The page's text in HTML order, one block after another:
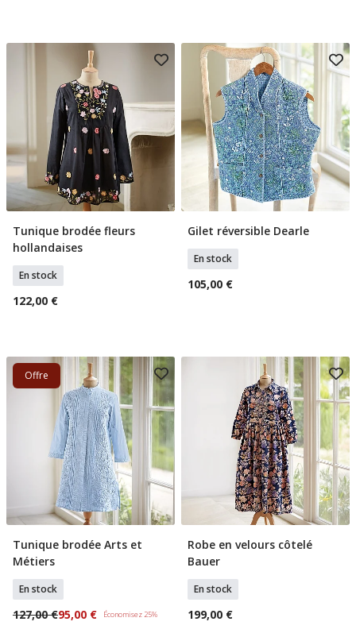
Sélectionner Tailles
Tunique brodée fleurs
hollandaises
En stock
122,00 €
Sélectionner Tailles
Gilet réversible Dearle
En stock
105,00 €
Offre
Sélectionner Tailles
Tunique brodée Arts et
Métiers
En stock
127,00 €95,00 € Économisez 25%
Sélectionner Tailles
Robe en velours côtelé
Bauer
En stock
199,00 €